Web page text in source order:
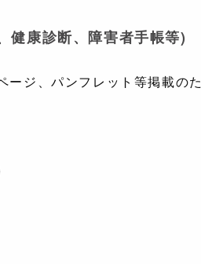
健康診断、障害者手帳等)
ージ、パンフレット等掲載のた